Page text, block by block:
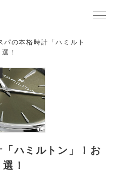
パの本格時計「ハミルト
！
ハミルトン」！お
！